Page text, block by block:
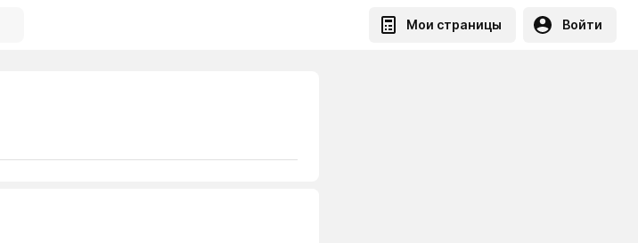
Мои страницы Войти